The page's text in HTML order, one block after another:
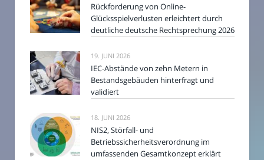
Rückforderung von Online-
Glücksspielverlusten erleichtert durch
deutliche deutsche Rechtsprechung 2026
19. JUNI 2026
IEC-Abstände von zehn Metern in
Bestandsgebäuden hinterfragt und
validiert
18. JUNI 2026
NIS2, Störfall- und
Betriebssicherheitsverordnung im
umfassenden Gesamtkonzept erklärt